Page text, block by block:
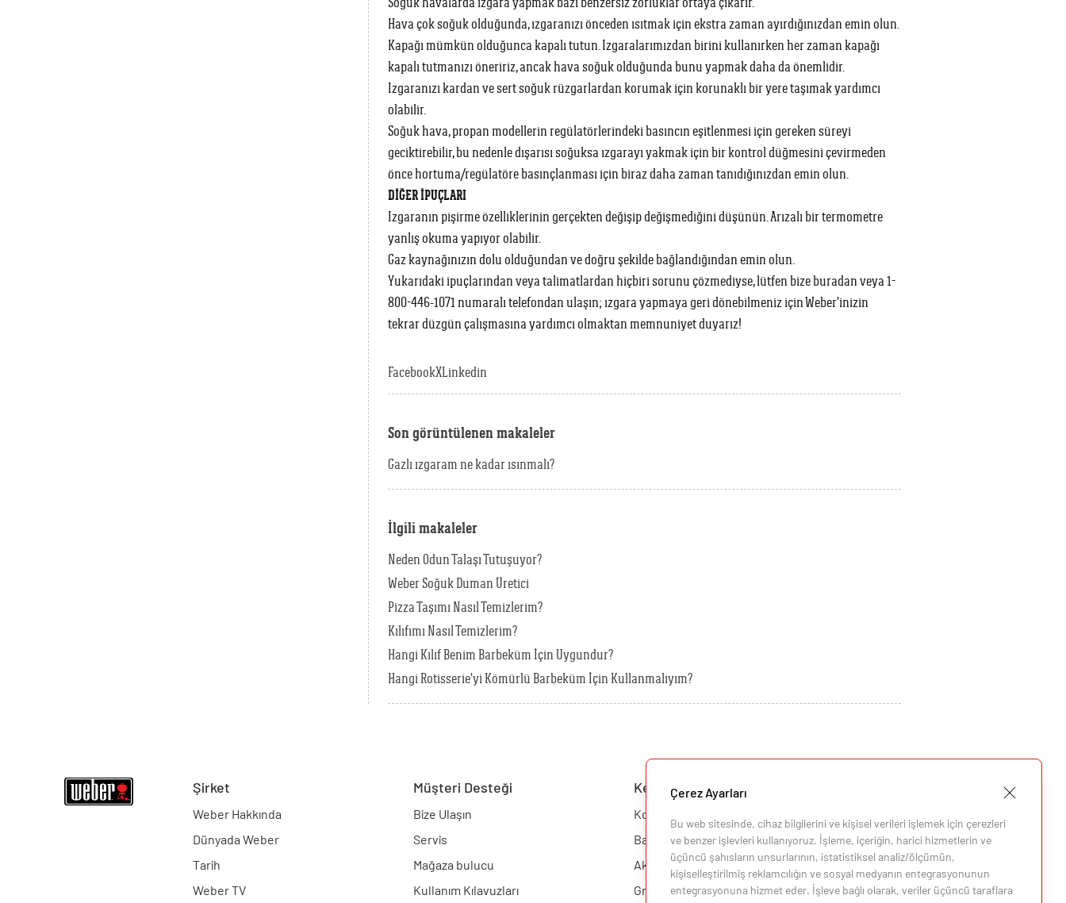
Hava çok soğuk olduğunda, ızgaranızı önceden ısıtmak için ekstra zaman ayırdığınızdan emin olun.
Kapağı mümkün olduğunca kapalı tutun. Izgaralarımızdan birini kullanırken her zaman kapağı
kapalı tutmanızı öneririz, ancak hava soğuk olduğunda bunu yapmak daha da önemlidir.
Izgaranızı kardan ve sert soğuk rüzgarlardan korumak için korunaklı bir yere taşımak yardımcı
olabilir.
Soğuk hava, propan modellerin regülatörlerindeki basıncın eşitlenmesi için gereken süreyi
geciktirebilir, bu nedenle dışarısı soğuksa ızgarayı yakmak için bir kontrol düğmesini çevirmeden
önce hortuma/regülatöre basınçlanması için biraz daha zaman tanıdığınızdan emin olun.
DİĞER İPUÇLARI
Izgaranın pişirme özelliklerinin gerçekten değişip değişmediğini düşünün. Arızalı bir termometre
yanlış okuma yapıyor olabilir.
Gaz kaynağınızın dolu olduğundan ve doğru şekilde bağlandığından emin olun.
Yukarıdaki ipuçlarından veya talimatlardan hiçbiri sorunu çözmediyse, lütfen bize buradan veya 1-
800-446-1071 numaralı telefondan ulaşın; ızgara yapmaya geri dönebilmeniz için Weber’inizin
tekrar düzgün çalışmasına yardımcı olmaktan memnuniyet duyarız!
FacebookXLinkedin
Son görüntülenen makaleler
Gazlı ızgaram ne kadar ısınmalı?
İlgili makaleler
Neden Odun Talaşı Tutuşuyor?
Weber Soğuk Duman Üretici
Pizza Taşımı Nasıl Temizlerim?
Kılıfımı Nasıl Temizlerim?
Hangi Kılıf Benim Barbeküm İçin Uygundur?
Hangi Rotisserie'yi Kömürlü Barbeküm İçin Kullanmalıyım?
Şirket
Weber Hakkında
Dünyada Weber
Tarih
Weber TV
Müşteri Desteği
Bize Ulaşın
Servis
Mağaza bulucu
Kullanım Kılavuzları
Keşfedin
Konfigüratör
Barbekü
Aksesuarlar
Grill Akademisi
Çerez Ayarları
Bu web sitesinde, cihaz bilgilerini ve kişisel verileri işlemek için çerezleri
ve benzer işlevleri kullanıyoruz. İşleme, içeriğin, harici hizmetlerin ve
üçüncü şahısların unsurlarının, istatistiksel analiz/ölçümün,
kişiselleştirilmiş reklamcılığın ve sosyal medyanın entegrasyonunun
entegrasyonuna hizmet eder. İşleve bağlı olarak, veriler üçüncü taraflara